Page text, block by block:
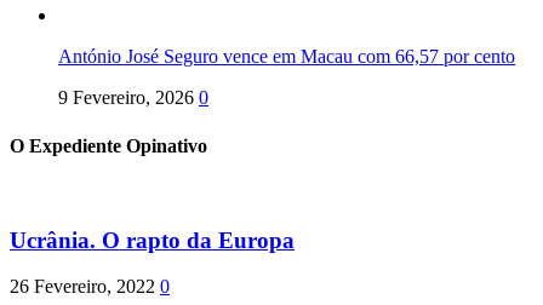
António José Seguro vence em Macau com 66,57 por cento
9 Fevereiro, 2026 0
O Expediente Opinativo
Ucrânia. O rapto da Europa
26 Fevereiro, 2022 0